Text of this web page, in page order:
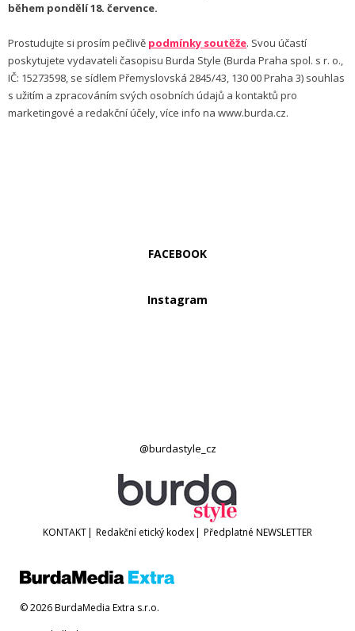
během pondělí 18. července.
Prostudujte si prosím pečlivě podmínky soutěže. Svou účastí
poskytujete vydavateli časopisu Burda Style (Burda Praha spol. s r. o.,
IČ: 15273598, se sídlem Přemyslovská 2845/43, 130 00 Praha 3) souhlas
s užitím a zpracováním svých osobních údajů a kontaktů pro
marketingové a redakční účely, více info na www.burda.cz.
FACEBOOK
Instagram
@burdastyle_cz
KONTAKT| Redakční etický kodex| Předplatné NEWSLETTER
© 2026 BurdaMedia Extra s.r.o.